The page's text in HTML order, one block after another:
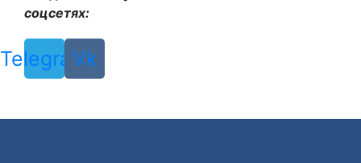
соцсетях:
Telegram
Vk